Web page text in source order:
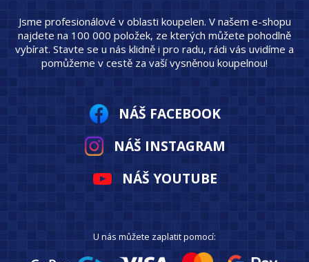
Jsme profesionálové v oblasti koupelen. V našem e-shopu
najdete na 100 000 položek, ze kterých můžete pohodlně
vybírat. Stavte se u nás klidně i pro radu, rádi vás uvidíme a
pomůžeme v cestě za vaší vysněnou koupelnou!
NÁŠ FACEBOOK
NÁŠ INSTAGRAM
NÁŠ YOUTUBE
U nás můžete zaplatit pomocí: